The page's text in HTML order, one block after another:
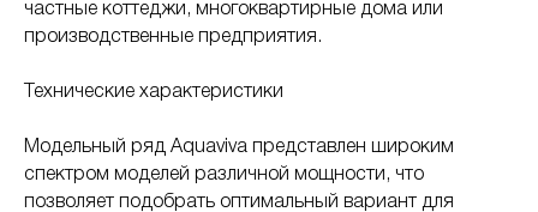
частные коттеджи, многоквартирные дома или
производственные предприятия.
Технические характеристики
Модельный ряд Aquaviva представлен широким
спектром моделей различной мощности, что
позволяет подобрать оптимальный вариант для